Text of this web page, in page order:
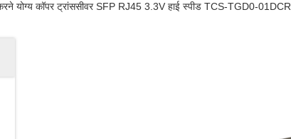
योग्य कॉपर ट्रांससीवर SFP RJ45 3.3V हाई स्पीड TCS-TGD0-01DCR